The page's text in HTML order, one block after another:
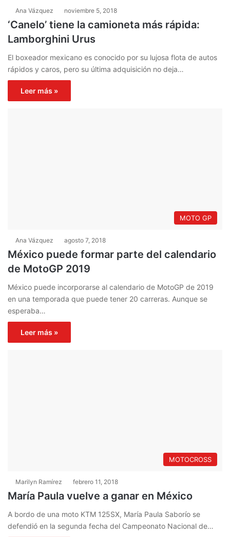
Ana Vázquez noviembre 5, 2018
‘Canelo’ tiene la camioneta más rápida:
Lamborghini Urus
El boxeador mexicano es conocido por su lujosa flota de autos
rápidos y caros, pero su última adquisición no deja…
Leer más »
MOTO GP
Ana Vázquez agosto 7, 2018
México puede formar parte del calendario
de MotoGP 2019
México puede incorporarse al calendario de MotoGP de 2019
en una temporada que puede tener 20 carreras. Aunque se
esperaba…
Leer más »
MOTOCROSS
Marilyn Ramírez febrero 11, 2018
María Paula vuelve a ganar en México
A bordo de una moto KTM 125SX, María Paula Saborío se
defendió en la segunda fecha del Campeonato Nacional de…